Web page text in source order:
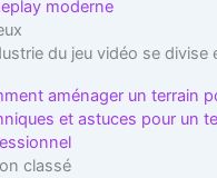
moderne
du jeu vidéo se divise
aménager un terrain
et astuces pour un
classé